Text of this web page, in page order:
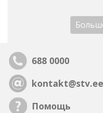
688 0000
kontakt@stv.ee
Помощь